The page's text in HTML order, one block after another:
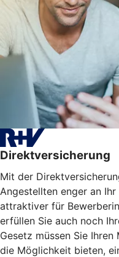
Direktversicherung
Mit der
Angestellten enger an
attraktiver für
erfüllen Sie auch noch
Gesetz müssen Sie
die Möglichkeit bieten,